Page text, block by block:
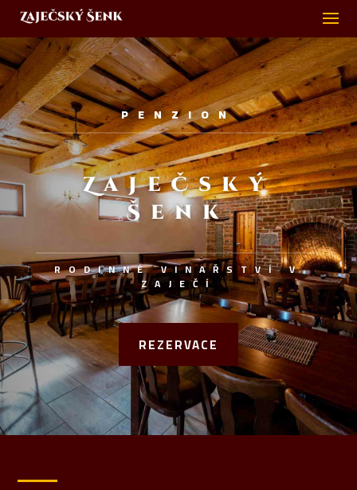
PENZION
ZajeČský
Šenk
RODINNÉ VINAŘSTVÍ V
ZAJEČÍ
REZERVACE